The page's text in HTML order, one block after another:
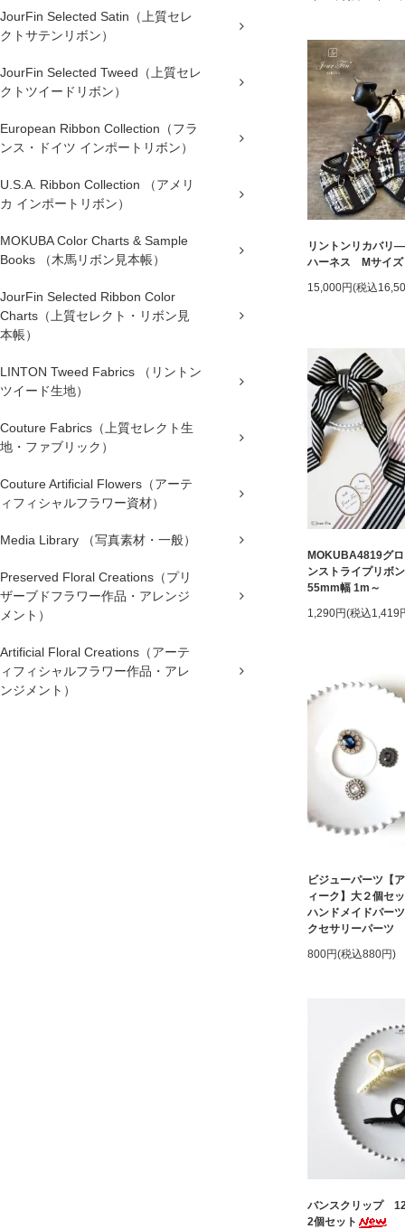
JourFin Selected Satin（上質セレ
クトサテンリボン）
JourFin Selected Tweed（上質セレ
クトツイードリボン）
European Ribbon Collection（フラ
ンス・ドイツ インポートリボン）
U.S.A. Ribbon Collection （アメリ
カ インポートリボン）
MOKUBA Color Charts & Sample
Books （木馬リボン見本帳）
JourFin Selected Ribbon Color
Charts（上質セレクト・リボン見
本帳）
LINTON Tweed Fabrics （リントン
ツイード生地）
Couture Fabrics（上質セレクト生
地・ファブリック）
Couture Artificial Flowers（アーテ
ィフィシャルフラワー資材）
Media Library （写真素材・一般）
Preserved Floral Creations（プリ
ザーブドフラワー作品・アレンジ
メント）
Artificial Floral Creations（アーテ
ィフィシャルフラワー作品・アレ
ンジメント）
リントンリカバリ
ハーネス Mサイズ
15,000円(税込
MOKUBA4819グ
ンストライプリボン
55mm幅 1m～
1,290円(税込1,419
ビジューパーツ【
ィーク】大２個
ハンドメイドパー
クセサリーパーツ
800円(税込880円)
バンスクリップ
2個セット